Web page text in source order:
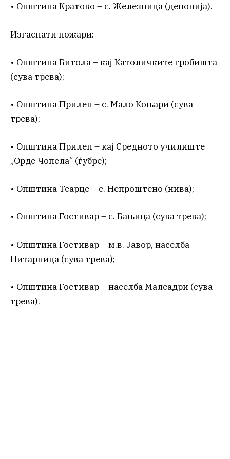
• Општина Кратово – с. Железница (депонија).
Изгаснати пожари:
• Општина Битола – кај Католичките гробишта
(сува трева);
• Општина Прилеп – с. Мало Коњари (сува
трева);
• Општина Прилеп – кај Средното училиште
„Орде Чопела“ (ѓубре);
• Општина Теарце – с. Непроштено (нива);
• Општина Гостивар – с. Бањица (сува трева);
• Општина Гостивар – м.в. Јавор, населба
Питарница (сува трева);
• Општина Гостивар – населба Малеадри (сува
трева).